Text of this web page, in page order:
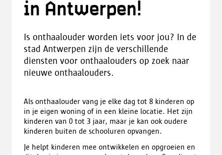
in Antwerpen!
Is onthaalouder worden iets voor jou? In de
stad Antwerpen zijn de verschillende
diensten voor onthaalouders op zoek naar
nieuwe onthaalouders.
Als onthaalouder vang je elke dag tot 8 kinderen op
in je eigen woning of in een kleine locatie. Het zijn
kinderen van 0 tot 3 jaar, maar je kan ook oudere
kinderen buiten de schooluren opvangen.
Je helpt kinderen mee ontwikkelen en opgroeien en